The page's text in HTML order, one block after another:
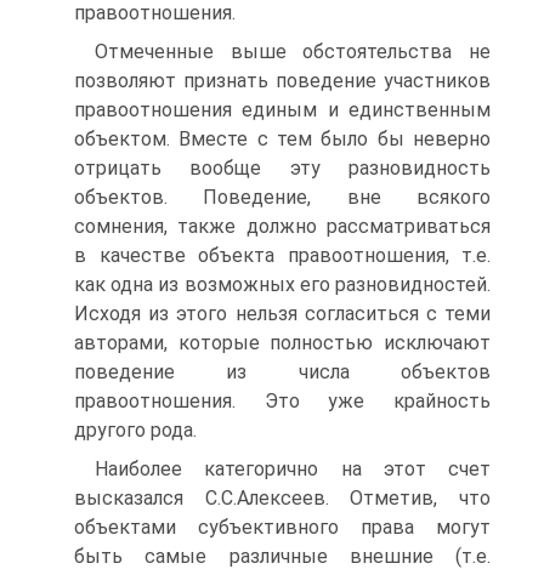
правоотношения.
Отмеченные выше обстоятельства не
позволяют признать поведение участников
правоотношения единым и единственным
объектом. Вместе с тем было бы неверно
отрицать вообще эту разновидность
объектов. Поведение, вне всякого
сомнения, также должно рассматриваться
в качестве объекта правоотношения, т.е.
как одна из возможных его разновидностей.
Исходя из этого нельзя согласиться с теми
авторами, которые полностью исключают
поведение из числа объектов
правоотношения. Это уже крайность
другого рода.
Наиболее категорично на этот счет
высказался С.С.Алексеев. Отметив, что
объектами субъективного права могут
быть самые различные внешние (т.е.